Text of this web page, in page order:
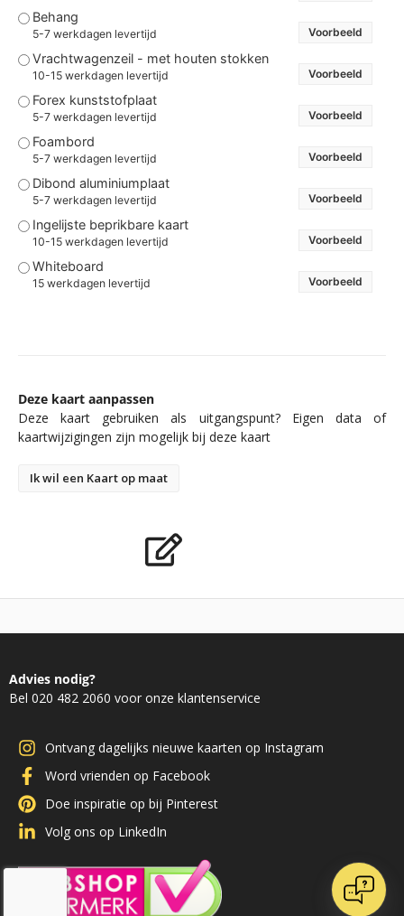
Behang
5-7 werkdagen levertijd Voorbeeld
Vrachtwagenzeil - met houten stokken
10-15 werkdagen levertijd Voorbeeld
Forex kunststofplaat
5-7 werkdagen levertijd Voorbeeld
Foambord
5-7 werkdagen levertijd Voorbeeld
Dibond aluminiumplaat
5-7 werkdagen levertijd Voorbeeld
Ingelijste beprikbare kaart
10-15 werkdagen levertijd Voorbeeld
Whiteboard
15 werkdagen levertijd Voorbeeld
Deze kaart aanpassen
Deze kaart gebruiken als uitgangspunt? Eigen data of
kaartwijzigingen zijn mogelijk bij deze kaart
Ik wil een Kaart op maat
Advies nodig?
Bel 020 482 2060 voor onze klantenservice
Ontvang dagelijks nieuwe kaarten op Instagram
Word vrienden op Facebook
Doe inspiratie op bij Pinterest
Volg ons op LinkedIn